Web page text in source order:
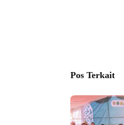
Pos Terkait